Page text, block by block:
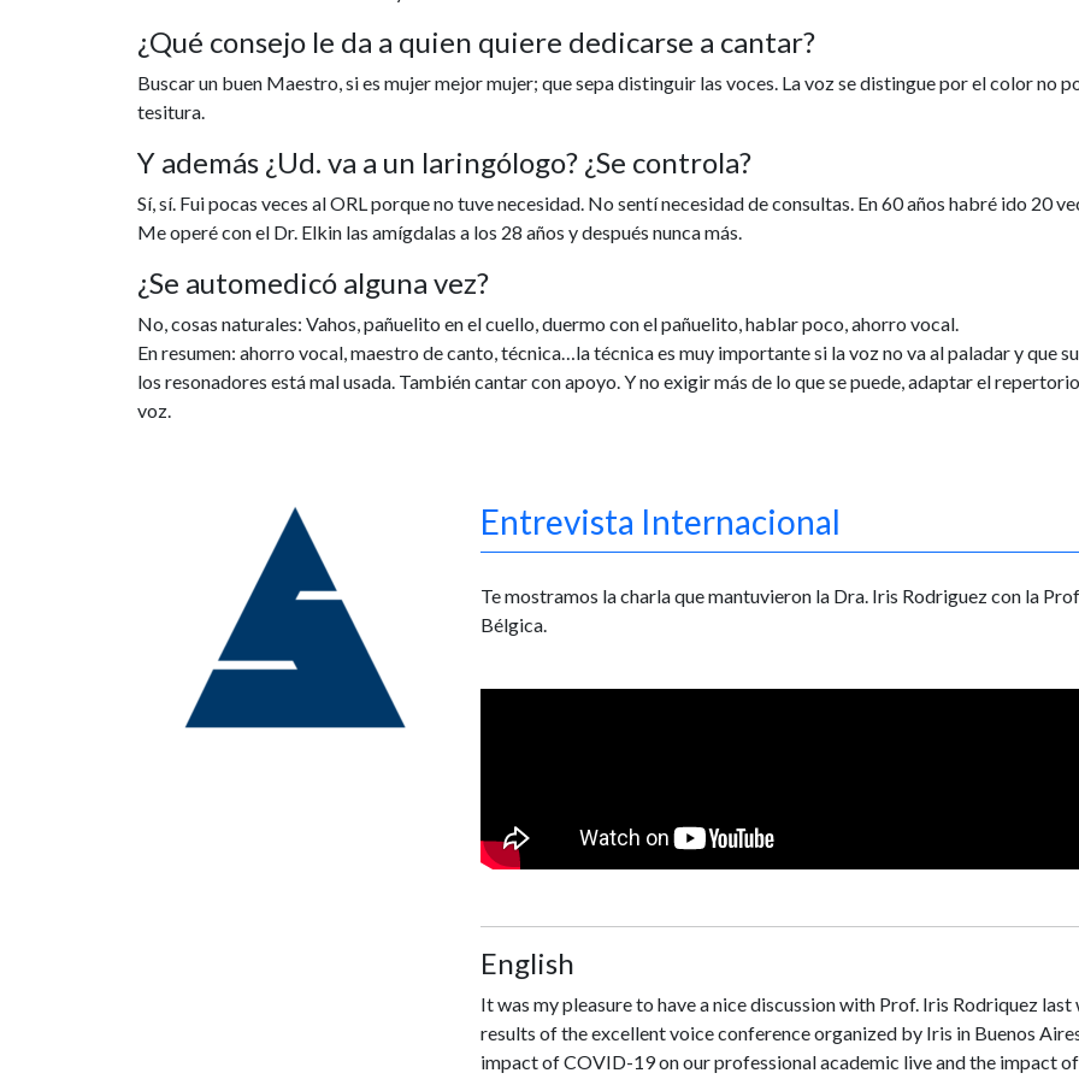
¿Qué consejo le da a quien quiere dedicarse a cantar?
Buscar un buen Maestro, si es mujer mejor mujer; que sepa distinguir las voces. La voz se distingue por el color no
tesitura.
Y además ¿Ud. va a un laringólogo? ¿Se controla?
Sí, sí. Fui pocas veces al ORL porque no tuve necesidad. No sentí necesidad de consultas. En 60 años habré ido 20
Me operé con el Dr. Elkin las amígdalas a los 28 años y después nunca más.
¿Se automedicó alguna vez?
No, cosas naturales: Vahos, pañuelito en el cuello, duermo con el pañuelito, hablar poco, ahorro vocal.
En resumen: ahorro vocal, maestro de canto, técnica…la técnica es muy importante si la voz no va al paladar y que
los resonadores está mal usada. También cantar con apoyo. Y no exigir más de lo que se puede, adaptar el
voz.
Entrevista Internacional
Te mostramos la charla que mantuvieron la Dra. Iris Rodriguez con la
Bélgica.
English
It was my pleasure to have a nice discussion with Prof. Iris Rodriquez
results of the excellent voice conference organized by Iris in Buenos
impact of COVID-19 on our professional academic live and the impact